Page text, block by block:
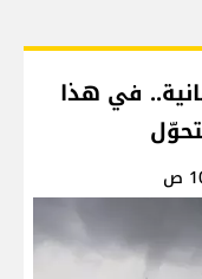
في هذا